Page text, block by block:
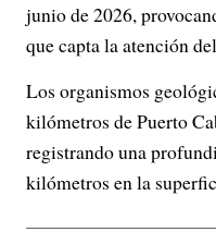
junio de 2026,
que capta la atención
Los organismos
kilómetros de Puerto
registrando una
kilómetros en la